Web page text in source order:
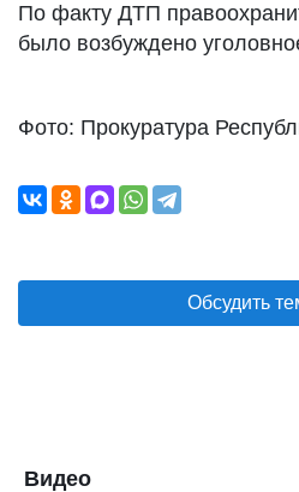
По факту ДТП
было возбуждено
Фото: Прокуратура
Обсудить
Видео